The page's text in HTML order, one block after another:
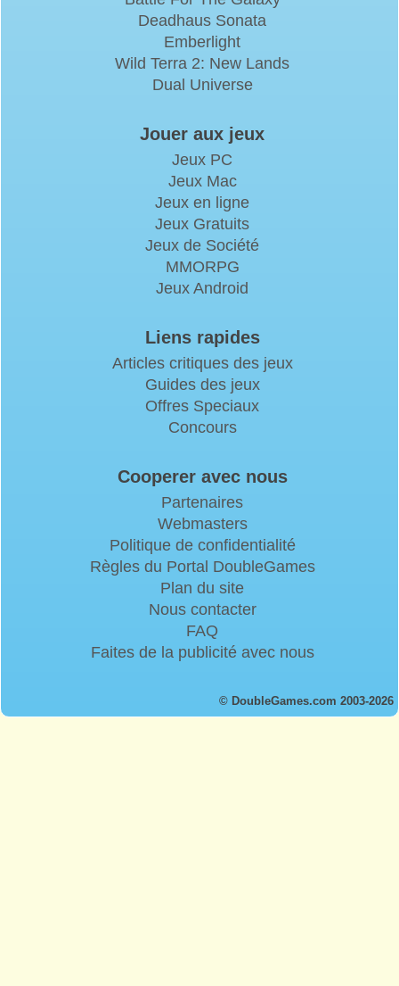
Deadhaus Sonata
Emberlight
Wild Terra 2: New Lands
Dual Universe
Jouer aux jeux
Jeux PC
Jeux Mac
Jeux en ligne
Jeux Gratuits
Jeux de Société
MMORPG
Jeux Android
Liens rapides
Articles critiques des jeux
Guides des jeux
Offres Speciaux
Concours
Cooperer avec nous
Partenaires
Webmasters
Politique de confidentialité
Règles du Portal DoubleGames
Plan du site
Nous contacter
FAQ
Faites de la publicité avec nous
© DoubleGames.com 2003-2026